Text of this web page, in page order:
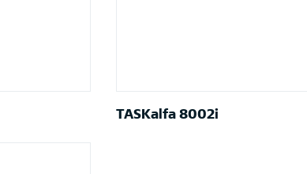
TASKalfa 8002i